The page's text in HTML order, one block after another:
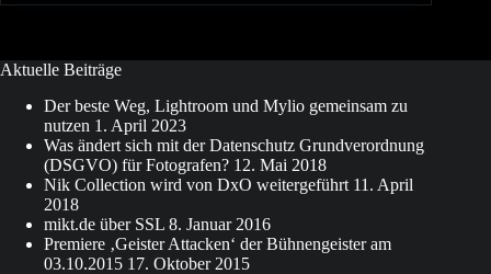
in
Hennef
Aktuelle Beiträge
Der beste Weg, Lightroom und Mylio gemeinsam zu
nutzen 1. April 2023
Was ändert sich mit der Datenschutz Grundverordnung
(DSGVO) für Fotografen? 12. Mai 2018
Nik Collection wird von DxO weitergeführt 11. April
2018
mikt.de über SSL 8. Januar 2016
Premiere ‚Geister Attacken‘ der Bühnengeister am
03.10.2015 17. Oktober 2015